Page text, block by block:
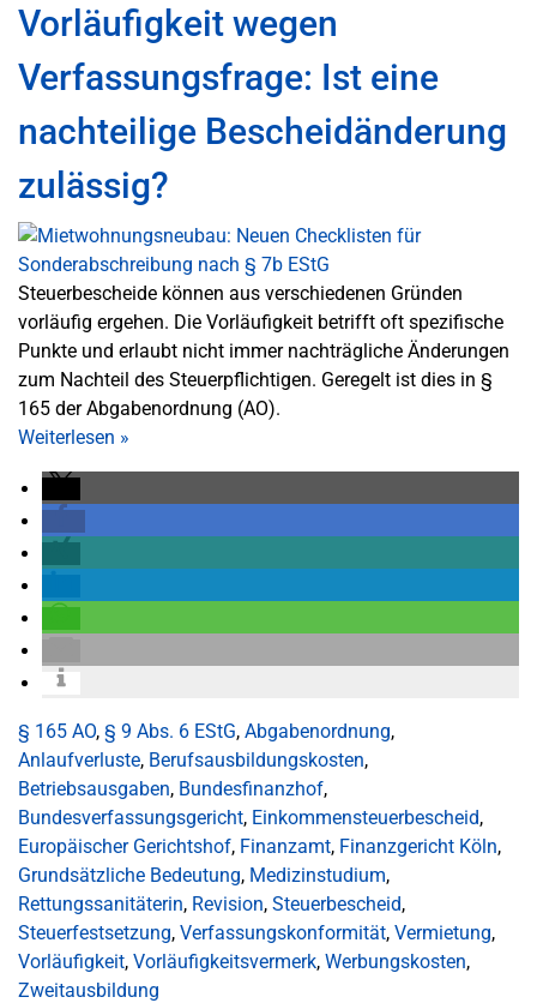
Vorläufigkeit wegen
Verfassungsfrage: Ist eine
nachteilige Bescheidänderung
zulässig?
Steuerbescheide können aus verschiedenen Gründen
vorläufig ergehen. Die Vorläufigkeit betrifft oft spezifische
Punkte und erlaubt nicht immer nachträgliche Änderungen
zum Nachteil des Steuerpflichtigen. Geregelt ist dies in §
165 der Abgabenordnung (AO).
Weiterlesen »
§ 165 AO, § 9 Abs. 6 EStG, Abgabenordnung,
Anlaufverluste, Berufsausbildungskosten,
Betriebsausgaben, Bundesfinanzhof,
Bundesverfassungsgericht, Einkommensteuerbescheid,
Europäischer Gerichtshof, Finanzamt, Finanzgericht Köln,
Grundsätzliche Bedeutung, Medizinstudium,
Rettungssanitäterin, Revision, Steuerbescheid,
Steuerfestsetzung, Verfassungskonformität, Vermietung,
Vorläufigkeit, Vorläufigkeitsvermerk, Werbungskosten,
Zweitausbildung